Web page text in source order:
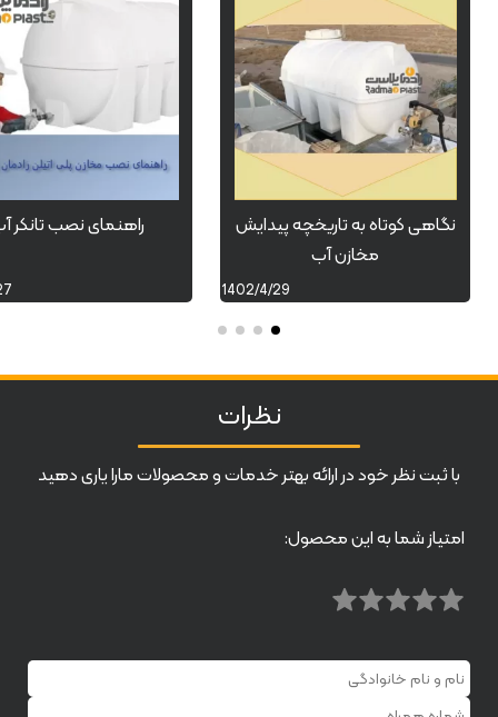
نگاهی کوتاه به تاریخچه پیدایش
مخازن آب
1402/4/29
راهنمای نصب تانکر
نظرات
با ثبت نظر خود در ارائه بهتر خدمات و محصولات مارا یاری دهید
امتیاز شما به این محصول: